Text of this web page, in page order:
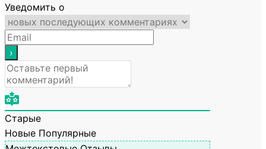
Уведомить о
Старые
Новые Популярные